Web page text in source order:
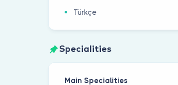
Türkçe
Specialities
Main Specialities